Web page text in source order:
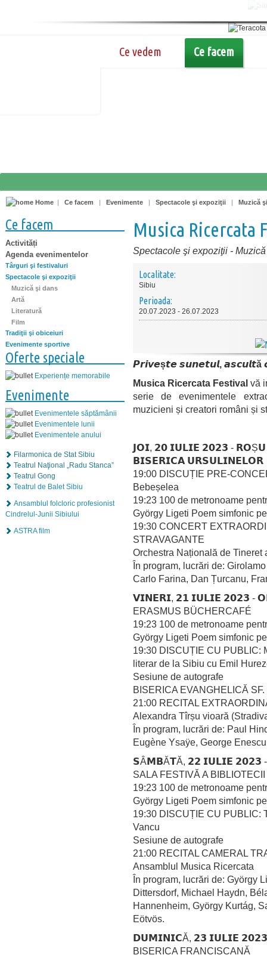
Ce vedem Ce facem
Home | Ce facem | Evenimente | Spectacole şi expoziţii | Muzică
Ce facem
Activități
Agenda evenimentelor
Târguri şi festivaluri
Spectacole şi expoziţii
Muzică şi dans
Artă
Literatură
Film
Tradiţii şi obiceiuri
Evenimente sportive
Oferte speciale
Experiențe memorabile
Evenimente
Evenimentele săptămânii
Evenimentele lunii
Evenimentele anului
Filarmonica de Stat Sibiu
Teatrul Naţional „Radu Stanca”
Teatrul Gong
Teatrul de Balet Sibiu
Ansamblul folcloric profesionist
Cindrelul-Junii Sibiului
ASTRA film
Musica Ricercata
Spectacole şi expoziţii -
Localitate:
Sibiu
Perioada:
20.07.2023 - 26.07.2023
𝙋𝙧𝙞𝙫𝙚ș𝙩𝙚 𝙨𝙪𝙣𝙚𝙩𝙪𝙡, 𝙖𝙨𝙘𝙪𝙡𝙩ă
Musica Ricercata Festival vă
serie de evenimentele
muzicieni și creatori români și
𝗝𝗢𝗜, 𝟮𝟬 𝗜𝗨𝗟𝗜𝗘 𝟮𝟬𝟮𝟯 - 𝗥𝗢Ș𝗨
𝗕𝗜𝗦𝗘𝗥𝗜𝗖𝗔 𝗨𝗥𝗦𝗨𝗟𝗜𝗡𝗘𝗟𝗢𝗥
19:00 DISCUȚIE PRE-
Bebeșelea
19:23 100 de metronoame
György Ligeti Poem simfonic
19:30 CONCERT
STRAVAGANTE
Orchestra Națională de Tineret
În program, lucrări de:
Carlo Farina, Dan Țurcanu,
𝗩𝗜𝗡𝗘𝗥𝗜, 𝟮𝟭 𝗜𝗨𝗟𝗜𝗘 𝟮𝟬𝟮𝟯 -
ERASMUS BÜCHERCAFÉ
19:23 100 de metronoame
György Ligeti Poem simfonic
19:30 DISCUȚIE CU PUBLIC:
literar de la Sibiu cu Emil
Sesiune de autografe
BISERICA EVANGHELICĂ SF.
21:00 RECITAL
Alexandra Tîrșu vioară
În program, lucrări de: Paul
Eugène Ysaÿe, George
𝗦Â𝗠𝗕Ă𝗧Ă, 𝟮𝟮 𝗜𝗨𝗟𝗜𝗘 𝟮𝟬𝟮𝟯
SALA FESTIVĂ A
19:23 100 de metronoame
György Ligeti Poem simfonic
19:30 DISCUȚIE CU PUBLIC:
Vancu
Sesiune de autografe
21:00 RECITAL CAMERAL
Ansamblul Musica Ricercata
În program, lucrări de: György
Dittersdorf, Michael Haydn,
Hannenheim, György Kurtág,
Eötvös.
𝗗𝗨𝗠𝗜𝗡𝗜𝗖Ă, 𝟮𝟯 𝗜𝗨𝗟𝗜𝗘
BISERICA FRANCISCANĂ